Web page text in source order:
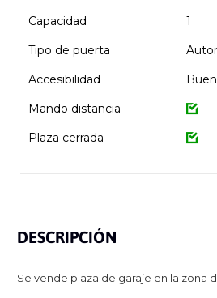
Capacidad
1
Tipo de puerta
Accesibilidad
Mando distancia
Plaza cerrada
DESCRIPCIÓN
Se vende plaza de garaje en la zona